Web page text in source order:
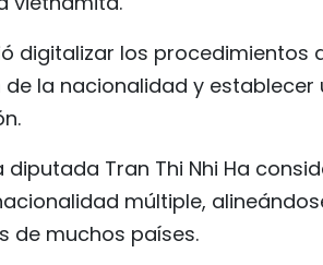
digitalizar los
de la nacionalidad y
diputada Tran Thi Nhi Ha
múltiple,
de muchos países.